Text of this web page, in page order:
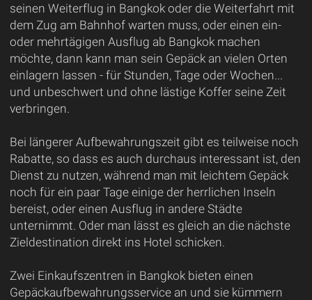
seinen Weiterflug in Bangkok oder die Weiterfahrt mit
dem Zug am Bahnhof warten muss, oder einen ein-
oder mehrtägigen Ausflug ab Bangkok machen
möchte, dann kann man sein Gepäck an vielen Orten
einlagern lassen - für Stunden, Tage oder Wochen...
und unbeschwert und ohne lästige Koffer seine Zeit
verbringen.
Bei längerer Aufbewahrungszeit gibt es teilweise noch
Rabatte, so dass es auch durchaus interessant ist, den
Dienst zu nutzen, während man mit leichtem Gepäck
noch für ein paar Tage einige der herrlichen Inseln
bereist, oder einen Ausflug in andere Städte
unternimmt. Oder man lässt es gleich an die nächste
Zieldestination direkt ins Hotel schicken.
Zwei Einkaufszentren in Bangkok bieten einen
Gepäckaufbewahrungsservice an und sie kümmern